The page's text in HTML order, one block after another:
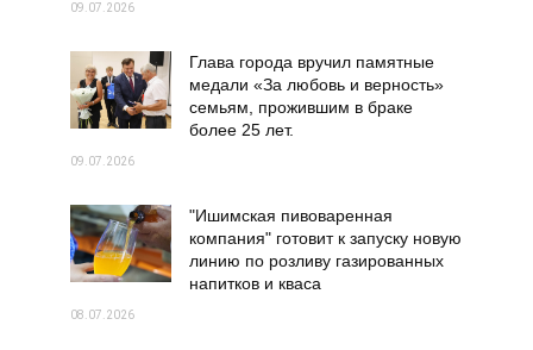
09.07.2026
Глава города вручил памятные
медали «За любовь и верность»
семьям, прожившим в браке
более 25 лет.
09.07.2026
"Ишимская пивоваренная
компания" готовит к запуску новую
линию по розливу газированных
напитков и кваса
08.07.2026